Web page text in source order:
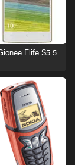
Elife S5.5